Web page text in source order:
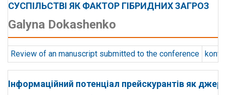
СУСПІЛЬСТВІ ЯК ФАКТОР ГІБРИДНИХ ЗАГРОЗ
Galyna Dokashenko
Review of an manuscript submitted to the conference
Інформаційний потенціал прейскурантів як